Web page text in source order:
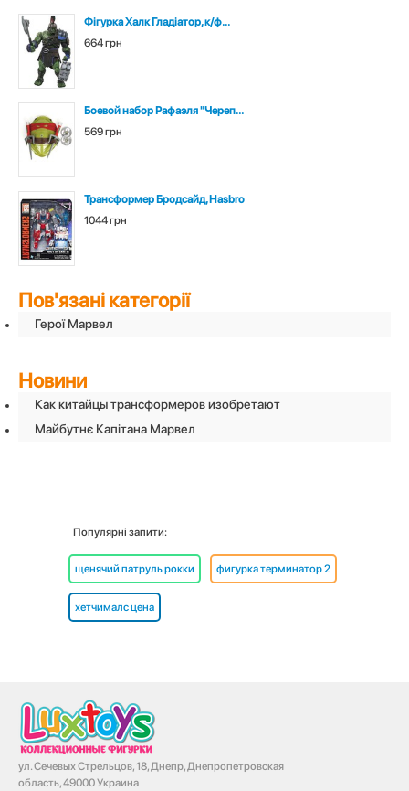
Фігурка Халк Гладіатор, к/ф...
664 грн
Боевой набор Рафаэля "Череп...
569 грн
Трансформер Бродсайд, Hasbro
1044 грн
Пов'язані категорії
Герої Марвел
Новини
Как китайцы трансформеров изобретают
Майбутнє Капітана Марвел
Популярні запити:
щенячий патруль рокки фигурка терминатор 2
хетчималс цена
ул. Сечевых Стрельцов, 18, Днепр, Днепропетровская
область, 49000 Украина